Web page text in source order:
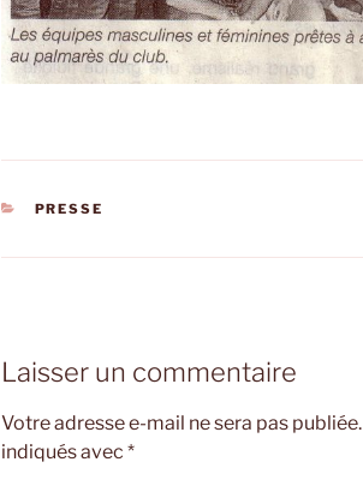
CATÉGORIES
PRESSE
Laisser un commentaire
Votre adresse e-mail ne sera pas publiée.
indiqués avec *